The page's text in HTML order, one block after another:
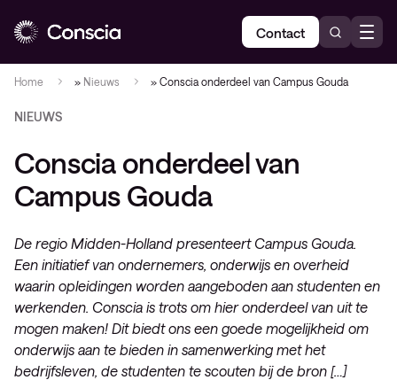
Contact
Home » Nieuws » Conscia onderdeel van Campus Gouda
NIEUWS
Conscia onderdeel van
Campus Gouda
De regio Midden-Holland presenteert Campus Gouda.
Een initiatief van ondernemers, onderwijs en overheid
waarin opleidingen worden aangeboden aan studenten en
werkenden. Conscia is trots om hier onderdeel van uit te
mogen maken! Dit biedt ons een goede mogelijkheid om
onderwijs aan te bieden in samenwerking met het
bedrijfsleven, de studenten te scouten bij de bron […]